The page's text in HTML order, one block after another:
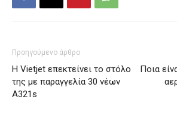
Προηγούμενο άρθρο
Η Vietjet επεκτείνει το στόλο
της με παραγγελία 30 νέων
A321s
Ποια